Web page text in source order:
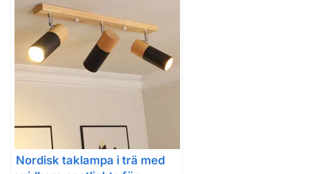
Nordisk taklampa i trä med